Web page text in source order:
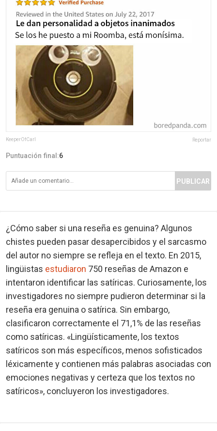
KeeperOfCarl Reportar
Puntuación final:6
PUBLICAR
¿Cómo saber si una reseña es genuina? Algunos
chistes pueden pasar desapercibidos y el sarcasmo
del autor no siempre se refleja en el texto. En 2015,
lingüistas estudiaron 750 reseñas de Amazon e
intentaron identificar las satíricas. Curiosamente, los
investigadores no siempre pudieron determinar si la
reseña era genuina o satírica. Sin embargo,
clasificaron correctamente el 71,1% de las reseñas
como satíricas. «Lingüísticamente, los textos
satíricos son más específicos, menos sofisticados
léxicamente y contienen más palabras asociadas con
emociones negativas y certeza que los textos no
satíricos», concluyeron los investigadores.